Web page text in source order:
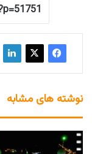
نوشته های مشابه